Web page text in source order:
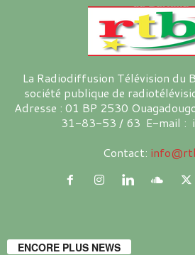
La Radiodiffusion Télévision du
société publique de
Adresse : 01 BP 2530
31-83-53 / 63 E-mail :
Contact:
ENCORE PLUS NEWS